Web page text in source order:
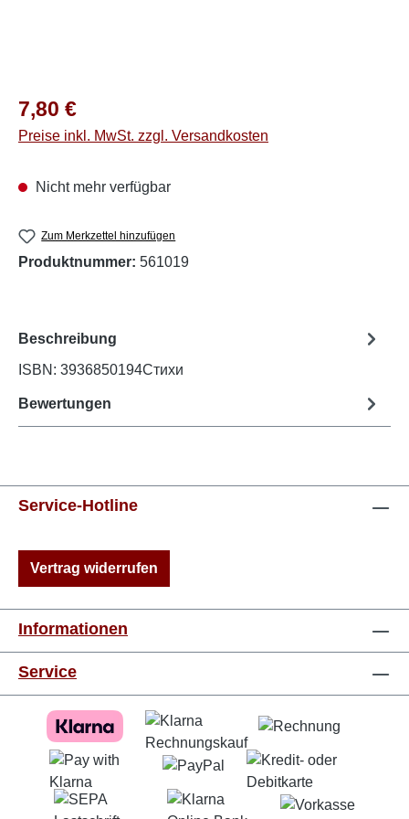
Regulärer Preis:
7,80 €
Preise inkl. MwSt. zzgl. Versandkosten
Nicht mehr verfügbar
Zum Merkzettel hinzufügen
Produktnummer: 561019
Beschreibung
ISBN: 3936850194Стихи
Bewertungen
Service-Hotline
Vertrag widerrufen
Informationen
Service